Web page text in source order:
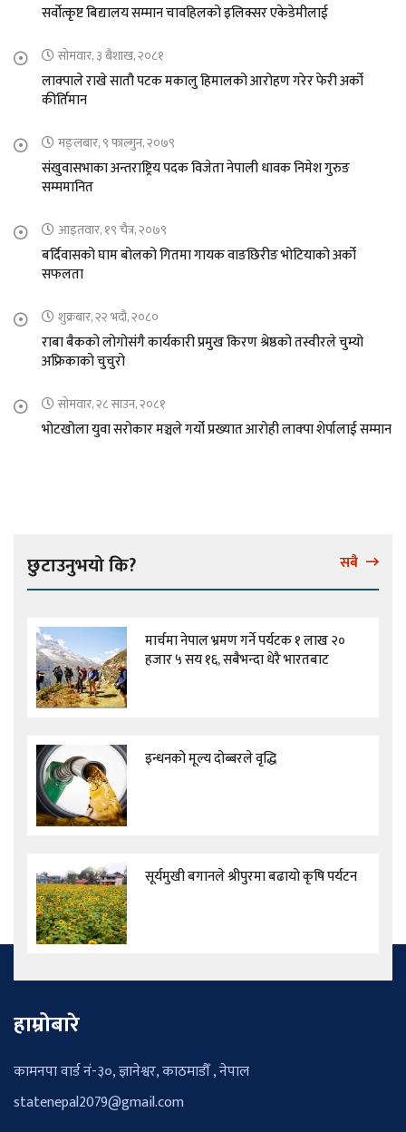
सर्वोत्कृष्ट बिद्यालय सम्मान चावहिलको इलिक्सर एकेडेमीलाई
सोमवार, ३ बैशाख, २०८१
लाक्पाले राखे सातौ पटक मकालु हिमालको आरोहण गरेर फेरी अर्को
कीर्तिमान
मङ्लबार, ९ फाल्गुन, २०७९
संखुवासभाका अन्तराष्ट्रिय पदक विजेता नेपाली धावक निमेश गुरुङ
सम्ममानित
आइतवार, १९ चैत्र, २०७९
बर्दिवासको घाम बोलको गितमा गायक वाङछिरीङ भोटियाको अर्को
सफलता
शुक्रबार, २२ भदौ, २०८०
राबा बैकको लोगोसंगै कार्यकारी प्रमुख किरण श्रेष्ठको तस्वीरले चुम्यो
अफ्रिकाको चुचुरो
सोमवार, २८ साउन, २०८१
भोटखोला युवा सरोकार मञ्चले गर्यो प्रख्यात आरोही लाक्पा शेर्पालाई सम्मान
छुटाउनुभयो कि? सबै
मार्चमा नेपाल भ्रमण गर्ने पर्यटक १ लाख २०
हजार ५ सय १६, सबैभन्दा धेरै भारतबाट
इन्धनको मूल्य दोब्बरले वृद्धि
सूर्यमुखी बगानले श्रीपुरमा बढायो कृषि पर्यटन
हाम्रोबारे
कामनपा वार्ड नं-३०, ज्ञानेश्वर, काठमाडौँ , नेपाल
statenepal2079@gmail.com